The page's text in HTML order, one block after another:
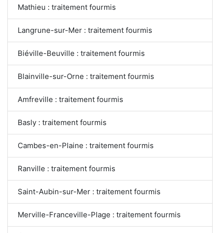
Mathieu : traitement fourmis
Langrune-sur-Mer : traitement fourmis
Biéville-Beuville : traitement fourmis
Blainville-sur-Orne : traitement fourmis
Amfreville : traitement fourmis
Basly : traitement fourmis
Cambes-en-Plaine : traitement fourmis
Ranville : traitement fourmis
Saint-Aubin-sur-Mer : traitement fourmis
Merville-Franceville-Plage : traitement fourmis